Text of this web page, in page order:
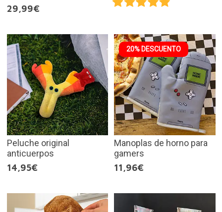
29,99€
Peluche original
anticuerpos
14,95€
20% DESCUENTO
Manoplas de horno para
gamers
11,96€